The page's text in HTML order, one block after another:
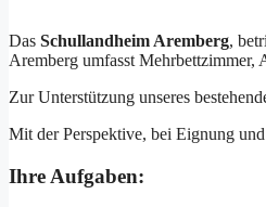
Das Schullandheim Aremberg,
Aremberg umfasst Mehrbettzimmer,
Zur Unterstützung unseres
Mit der Perspektive, bei Eignung
Ihre Aufgaben: